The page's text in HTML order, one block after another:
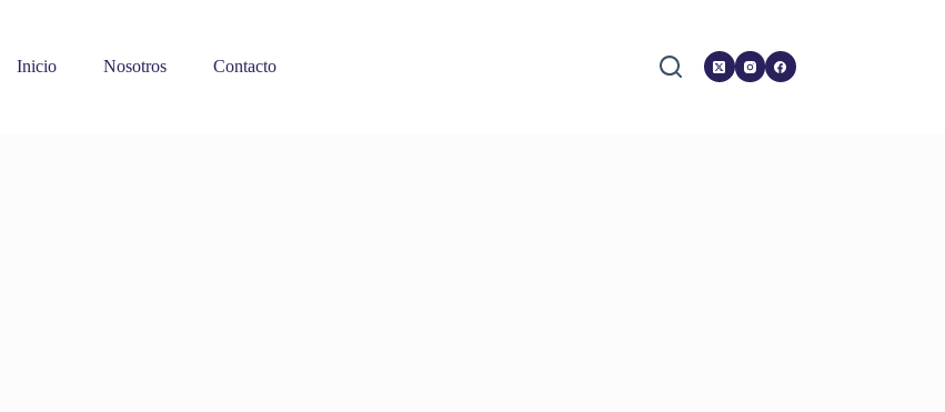
Inicio
Nosotros Contacto